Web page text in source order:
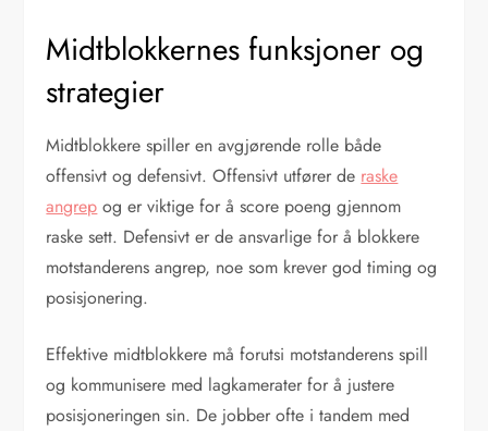
Midtblokkernes funksjoner og
strategier
Midtblokkere spiller en avgjørende rolle både
offensivt og defensivt. Offensivt utfører de raske
angrep og er viktige for å score poeng gjennom
raske sett. Defensivt er de ansvarlige for å blokkere
motstanderens angrep, noe som krever god timing og
posisjonering.
Effektive midtblokkere må forutsi motstanderens spill
og kommunisere med lagkamerater for å justere
posisjoneringen sin. De jobber ofte i tandem med